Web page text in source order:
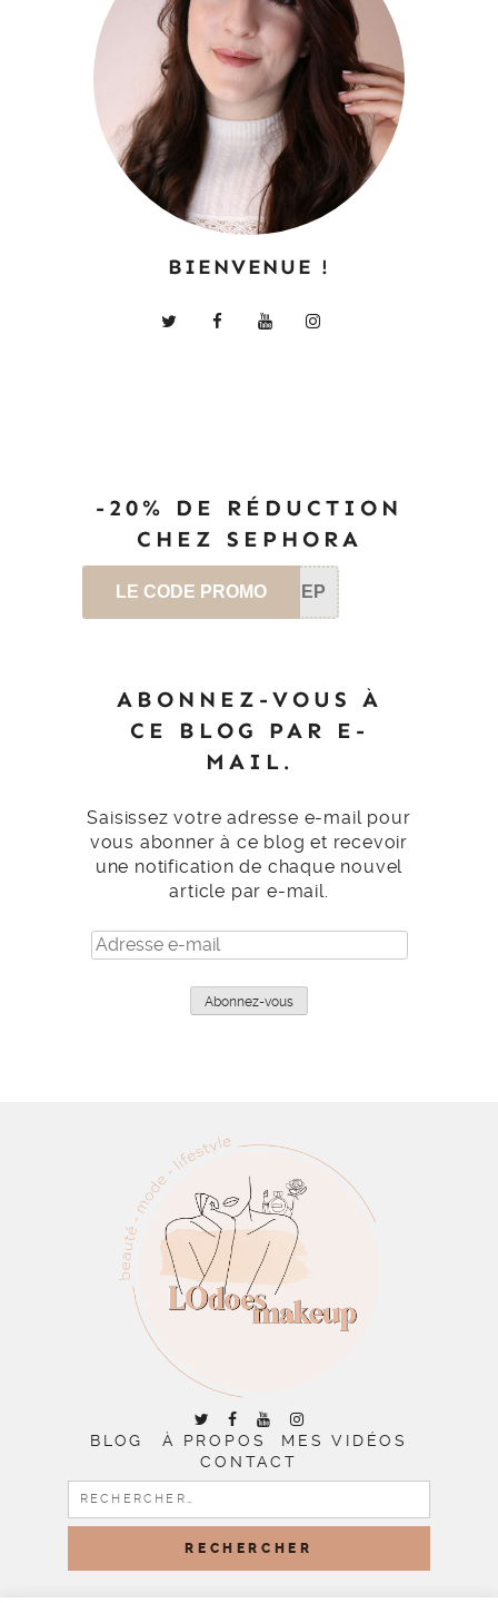
BIENVENUE !
-20% DE RÉDUCTION
CHEZ SEPHORA
LE CODE PROMO SEP
ABONNEZ-VOUS À
CE BLOG PAR E-
MAIL.
Saisissez votre adresse e-mail pour
vous abonner à ce blog et recevoir
une notification de chaque nouvel
article par e-mail.
Adresse
e-
Abonnez-vous
BLOG À PROPOS
MES VIDÉOS
CONTACT
RECHERCHER :